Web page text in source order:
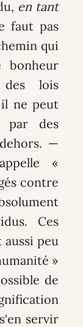
en tant
faut pas
qui
bonheur
lois
ne peut
par des
—
«
contre
Ces
peu
»
de
servir